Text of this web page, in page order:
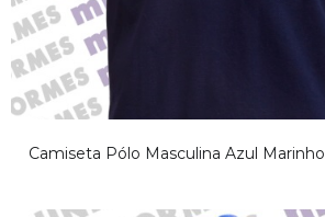
Camiseta Pólo Masculina Azul Marinho